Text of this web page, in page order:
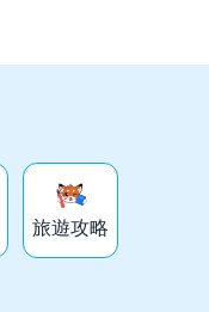
旅遊攻略